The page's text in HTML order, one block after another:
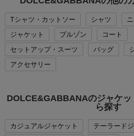
Tシャツ・カットソー シャツ
ジャケット
ブルゾン
コート
セットアップ・スーツ
バッグ
アクセサリー
DOLCE&GABBANAのジャケッ
ら探す
カジュアルジャケット
テーラード